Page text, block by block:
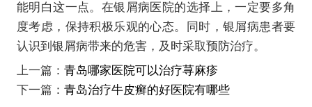
能明白这一点。在银屑病医院的选择上，一定要多角
度考虑，保持积极乐观的心态。同时，银屑病患者要
认识到银屑病带来的危害，及时采取预防治疗。
上一篇： 青岛哪家医院可以治疗荨麻疹
下一篇： 青岛治疗牛皮癣的好医院有哪些